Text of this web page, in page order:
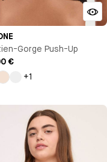
Gorge Push-Up
€
Milk
+1